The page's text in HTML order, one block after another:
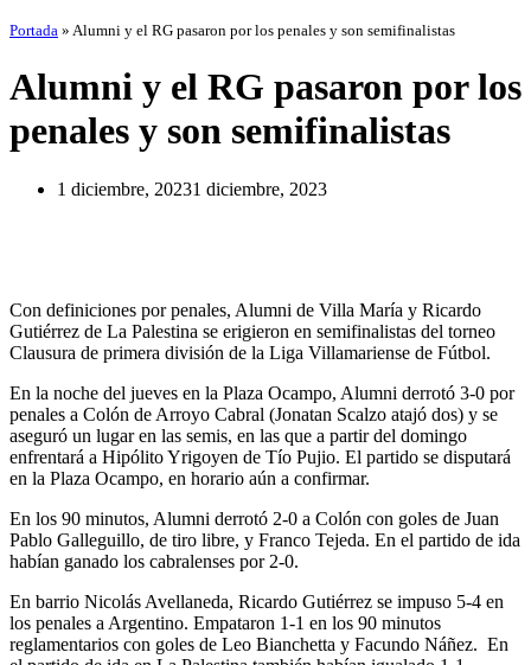
Portada » Alumni y el RG pasaron por los penales y son semifinalistas
Alumni y el RG pasaron por los
penales y son semifinalistas
1 diciembre, 20231 diciembre, 2023
Con definiciones por penales, Alumni de Villa María y Ricardo
Gutiérrez de La Palestina se erigieron en semifinalistas del torneo
Clausura de primera división de la Liga Villamariense de Fútbol.
En la noche del jueves en la Plaza Ocampo, Alumni derrotó 3-0 por
penales a Colón de Arroyo Cabral (Jonatan Scalzo atajó dos) y se
aseguró un lugar en las semis, en las que a partir del domingo
enfrentará a Hipólito Yrigoyen de Tío Pujio. El partido se disputará
en la Plaza Ocampo, en horario aún a confirmar.
En los 90 minutos, Alumni derrotó 2-0 a Colón con goles de Juan
Pablo Galleguillo, de tiro libre, y Franco Tejeda. En el partido de ida
habían ganado los cabralenses por 2-0.
En barrio Nicolás Avellaneda, Ricardo Gutiérrez se impuso 5-4 en
los penales a Argentino. Empataron 1-1 en los 90 minutos
reglamentarios con goles de Leo Bianchetta y Facundo Náñez. En